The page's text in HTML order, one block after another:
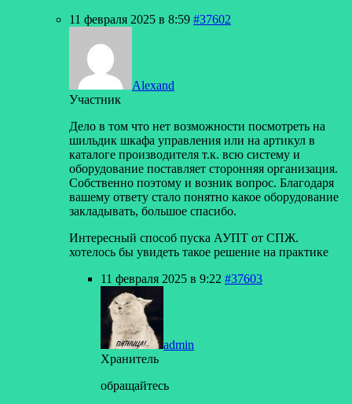
11 февраля 2025 в 8:59 #37602
Alexand
Участник
Дело в том что нет возможности посмотреть на
шильдик шкафа управления или на артикул в
каталоге производителя т.к. всю систему и
оборудование поставляет сторонняя организация.
Собственно поэтому и возник вопрос. Благодаря
вашему ответу стало понятно какое оборудование
закладывать, большое спасибо.
Интересный способ пуска АУПТ от СПЖ.
хотелось бы увидеть такое решение на практике
11 февраля 2025 в 9:22 #37603
admin
Хранитель
обращайтесь